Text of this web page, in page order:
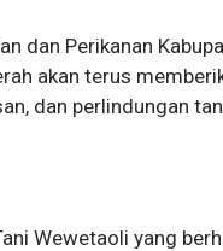
dan Perikanan
akan terus
dan perlindungan
Wewetaoli yang